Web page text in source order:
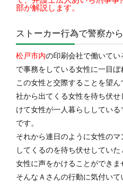
部が解説します。
ストーカー行為で警察か
松戸市内の印刷会社で働いて
で事務をしている女性に一目ぼ
この女性と交際することを望
社から出てくる女性を待ち伏
けて女性が一人暮らししてい
です。
それから連日のように女性の
してくるのを待ち伏せしてい
女性に声をかけることができま
そんなＡさんの行動に気付い